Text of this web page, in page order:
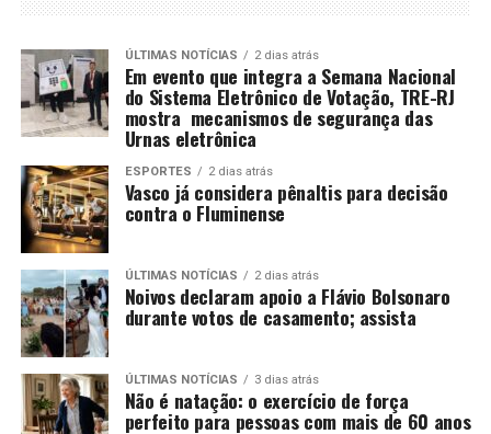
ÚLTIMAS NOTÍCIAS 2 dias atrás
Em evento que integra a Semana Nacional
do Sistema Eletrônico de Votação, TRE-RJ
mostra mecanismos de segurança das
Urnas eletrônica
ESPORTES 2 dias atrás
Vasco já considera pênaltis para decisão
contra o Fluminense
ÚLTIMAS NOTÍCIAS 2 dias atrás
Noivos declaram apoio a Flávio Bolsonaro
durante votos de casamento; assista
ÚLTIMAS NOTÍCIAS 3 dias atrás
Não é natação: o exercício de força
perfeito para pessoas com mais de 60 anos